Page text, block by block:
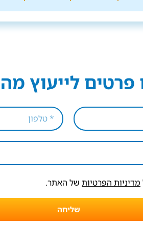
פרטים לייעוץ
מדיניות הפרטיות של האתר.
שליחה